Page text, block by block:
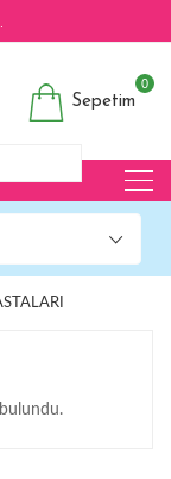
Sepetim
0